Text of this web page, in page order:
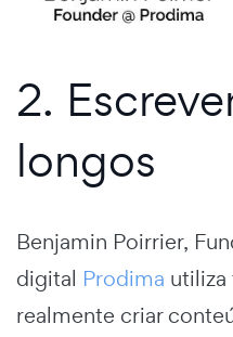
2.
longos
Benjamin Poirrier,
digital Prodima utiliza
realmente criar